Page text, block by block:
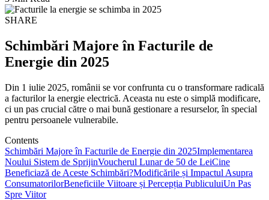
SHARE
Schimbări Majore în Facturile de
Energie din 2025
Din 1 iulie 2025, românii se vor confrunta cu o transformare radicală
a facturilor la energie electrică. Aceasta nu este o simplă modificare,
ci un pas crucial către o mai bună gestionare a resurselor, în special
pentru persoanele vulnerabile.
Contents
Schimbări Majore în Facturile de Energie din 2025Implementarea
Noului Sistem de SprijinVoucherul Lunar de 50 de LeiCine
Beneficiază de Aceste Schimbări?Modificările și Impactul Asupra
ConsumatorilorBeneficiile Viitoare și Percepția PubliculuiUn Pas
Spre Viitor